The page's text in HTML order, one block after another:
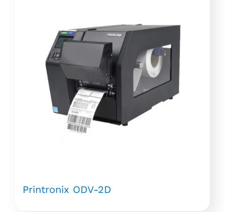
Printronix ODV-2D